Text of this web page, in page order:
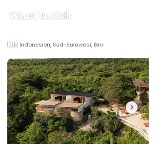
🇮🇩 Indonesien, Süd-Sulawesi, Bira